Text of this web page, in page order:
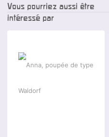
Vous pourriez aussi être
intéressé par